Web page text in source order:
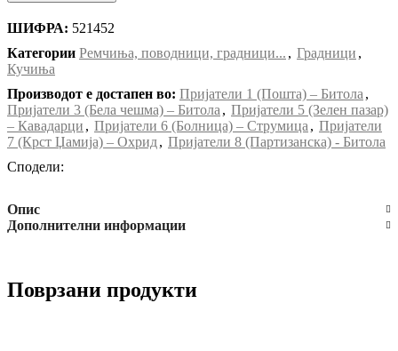
ШИФРА: 521452
Категории Ремчиња, поводници, градници... , Градници ,
Кучиња
Производот е достапен во: Пријатели 1 (Пошта) – Битола ,
Пријатели 3 (Бела чешма) – Битола , Пријатели 5 (Зелен пазар)
– Кавадарци , Пријатели 6 (Болница) – Струмица , Пријатели
7 (Крст Џамија) – Охрид, Пријатели 8 (Партизанска) - Битола
Сподели:
Опис
Дополнителни информации
Поврзани продукти